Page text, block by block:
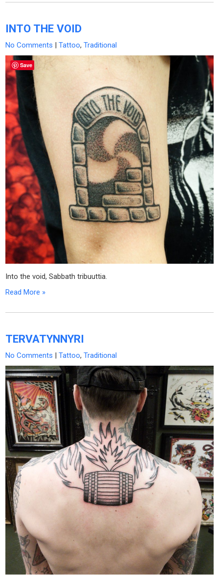
INTO THE VOID
No Comments |Tattoo,Traditional
Into the void, Sabbath tribuuttia.
Read More »
TERVATYNNYRI
No Comments |Tattoo,Traditional
Save